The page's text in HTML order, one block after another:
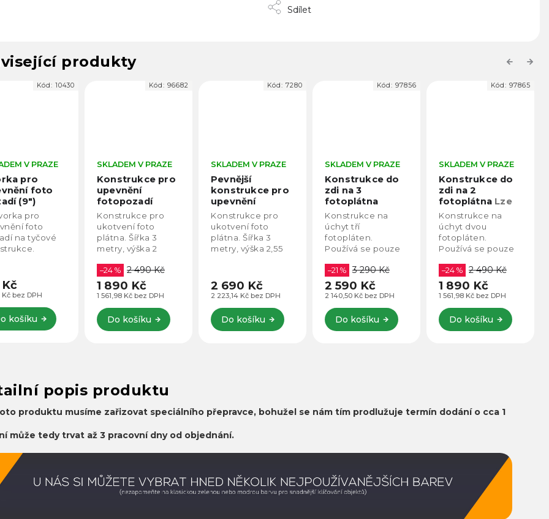
Sdílet
produkty Previous
pro
foto
(9")
V PRAZE
Kč bez DPH
košíku
pro
foto
na tyčové
Kód: 10430
Konstrukce pro
upevnění
fotopozadí
(2x3m)
SKLADEM V PRAZE
1 561,98 Kč bez DPH
–24 % 2 490 Kč
1 890 Kč
Do košíku
Konstrukce pro
ukotvení foto
plátna. Šířka 3
metry, výška 2
kg.
Kód: 96682
Pevnější
konstrukce pro
upevnění
fotopozadí
(3x2,55m)
SKLADEM V PRAZE
2 223,14 Kč bez DPH
2 690 Kč
Do košíku
Konstrukce pro
ukotvení foto
plátna. Šířka 3
metry, výška 2,55
Kód: 7280
Konstrukce do
zdi na 3
fotoplátna
SKLADEM V PRAZE
2 140,50 Kč bez DPH
–21 % 3 290 Kč
2 590 Kč
Do košíku
Konstrukce na
úchyt tří
fotopláten.
Používá se pouze
pozadí.
Kód: 97856
Konstrukce do
zdi na 2
fotoplátna Lze
nasadit i na 2
stativy pro
světla se
Spigotem
SKLADEM V PRAZE
1 561,98 Kč bez DPH
–24 % 2 490 Kč
1 890 Kč
Do košíku
Konstrukce na
úchyt dvou
fotopláten.
Používá se pouze
papírové
fotopozadí.
Kód: 97865
Next
popis produktu
produktu musíme zařizovat speciálního přepravce, bohužel se nám tím prodlužuje termín dodání o cca 1
může tedy trvat až 3 pracovní dny od objednání.